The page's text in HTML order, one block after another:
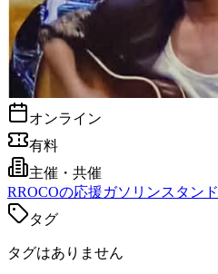
オンライン
有料
主催・共催
RROCOの応援ガソリンスタンド
タグ
タグはありません